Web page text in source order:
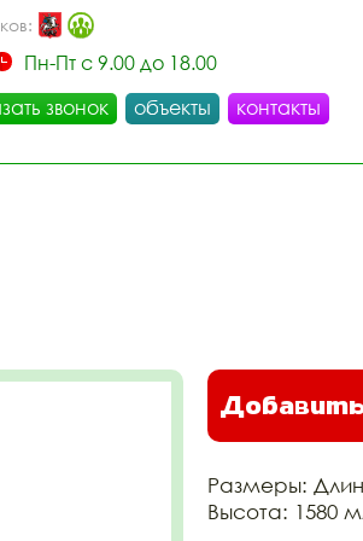
Пн-Пт с 9.00 до 18.00
звонок объекты контакты
Размеры:
Высота: 1580